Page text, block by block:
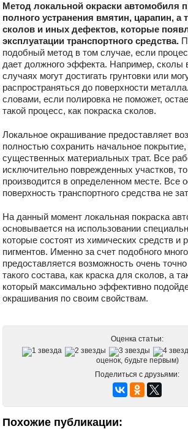
Метод локальной окраски автомобиля
полного устранения вмятин, царапин, а
сколов и иных дефектов, которые
эксплуатации транспортного средства.
подобный метод в том случае, если
дает должного эффекта. Например, сколы
случаях могут достигать грунтовки или
распространяться до поверхности
словами, если полировка не поможет,
такой процесс, как покраска сколов.
Локальное окрашивание предоставляет
полностью сохранить начальное
существенных материальных трат. Все
исключительно поврежденных участков,
производится в определенном месте. Все
поверхность транспортного средства не
На данный момент локальная покраска
основывается на использовании
которые состоят из химических средств и
пигментов. Именно за счет подобного
предоставляется возможность очень
такого состава, как краска для сколов, а
который максимально эффективно
окрашивания по своим свойствам.
Оценка статьи:
оценок, будьте первым)
Поделиться с друзьями:
Похожие публикации: